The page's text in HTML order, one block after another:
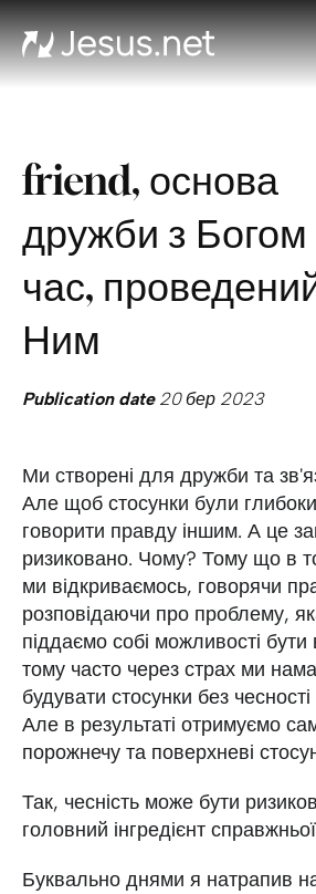
friend, основа
дружби з Богом
час,
Ним
Publication date20 бер 2023
Ми створені для дружби та
Але щоб стосунки були
говорити правду іншим. А це
ризиковано. Чому? Тому що в
ми відкриваємось, говорячи
розповідаючи про проблему,
піддаємо собі можливості бути
тому часто через страх ми
будувати стосунки без
Але в результаті отримуємо
порожнечу та поверхневі
Так, чесність може бути
головний інгредієнт
Буквально днями я натрапив